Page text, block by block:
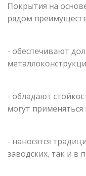
Покрытия на
рядом
- обеспечивают
- обладают
могут
- наносятся
заводских, так и в